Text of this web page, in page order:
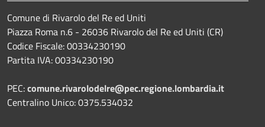
Comune di Rivarolo del Re ed Uniti
Piazza Roma n.6 - 26036 Rivarolo del Re ed Uniti (CR)
Codice Fiscale: 00334230190
Partita IVA: 00334230190
PEC:comune.rivarolodelre@pec.regione.lombardia.it
Centralino Unico: 0375.534032